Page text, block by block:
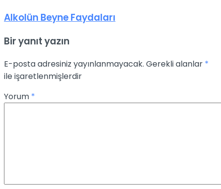
Alkolün Beyne Faydaları
Bir yanıt yazın
E-posta adresiniz yayınlanmayacak. Gerekli alanlar *
ile işaretlenmişlerdir
Yorum *